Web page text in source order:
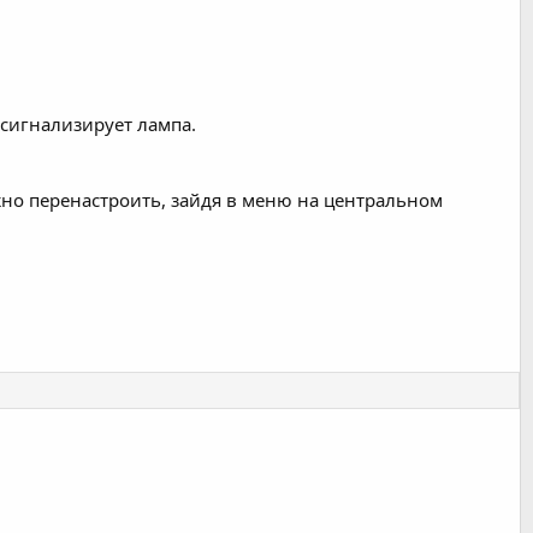
лампа.
перенастроить, зайдя в меню на центральном